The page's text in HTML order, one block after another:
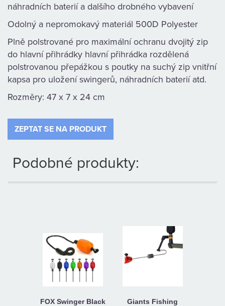
náhradních baterií a dalšího drobného vybavení
Odolný a nepromokavý materiál 500D Polyester
Plně polstrované pro maximální ochranu dvojitý zip
do hlavní přihrádky hlavní přihrádka rozdělená
polstrovanou přepážkou s poutky na suchý zip vnitřní
kapsa pro uložení swingerů, náhradních baterií atd.
Rozměry: 47 x 7 x 24 cm
ZEPTAT SE NA PRODUKT
Podobné produkty:
FOX Swinger Black
Giants Fishing